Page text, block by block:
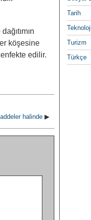
köşesine
edilir.
halinde ▶
Tarih
Turizm
Türkçe